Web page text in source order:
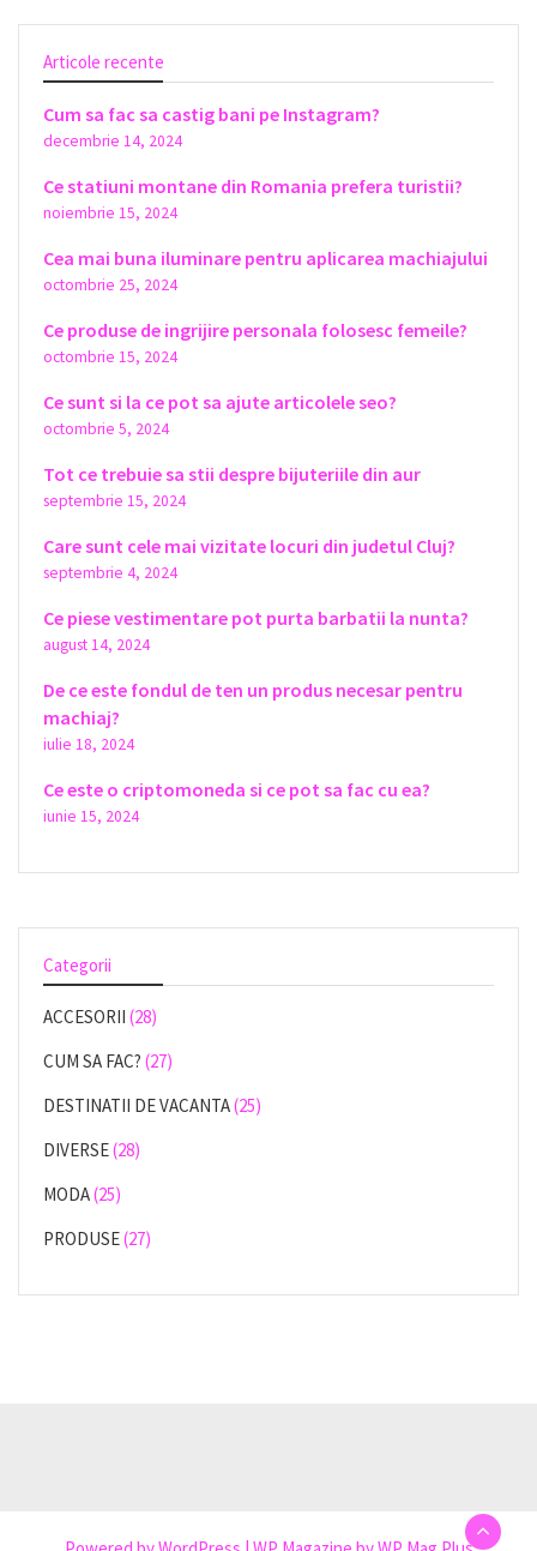
Articole recente
Cum sa fac sa castig bani pe Instagram?
decembrie 14, 2024
Ce statiuni montane din Romania prefera turistii?
noiembrie 15, 2024
Cea mai buna iluminare pentru aplicarea machiajului
octombrie 25, 2024
Ce produse de ingrijire personala folosesc femeile?
octombrie 15, 2024
Ce sunt si la ce pot sa ajute articolele seo?
octombrie 5, 2024
Tot ce trebuie sa stii despre bijuteriile din aur
septembrie 15, 2024
Care sunt cele mai vizitate locuri din judetul Cluj?
septembrie 4, 2024
Ce piese vestimentare pot purta barbatii la nunta?
august 14, 2024
De ce este fondul de ten un produs necesar pentru
machiaj?
iulie 18, 2024
Ce este o criptomoneda si ce pot sa fac cu ea?
iunie 15, 2024
Categorii
ACCESORII (28)
CUM SA FAC? (27)
DESTINATII DE VACANTA(25)
DIVERSE(28)
MODA(25)
PRODUSE(27)